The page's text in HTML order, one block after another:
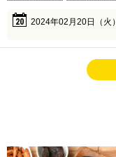
20 2024年02月20日（火）